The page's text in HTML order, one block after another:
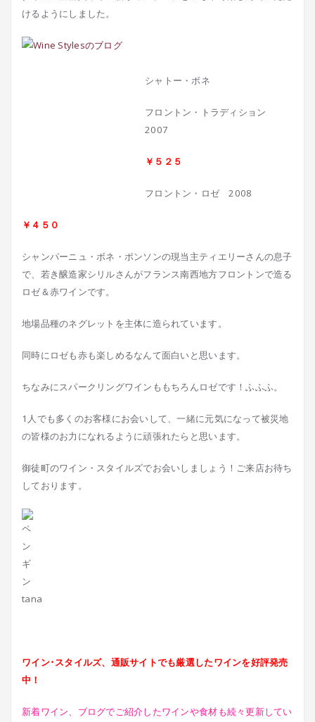
けるようにしました。
シャトー・ボネ
フロントン・トラディション
2007
￥５２５
フロントン・ロゼ 2008
￥４５０
シャンパーニュ・ボネ・ポンソンの現当主ティエリーさんの息子
で、若き醸造家シリルさんがフランス南西地方フロントンで造る
ロゼ＆赤ワインです。
地場品種のネグレットを主体に造られています。
同時にロゼも赤も楽しめるなんて面白いと思います。
ちなみにスパークリングワインももちろんロゼです！ふふふ。
1人でも多くのお客様にお会いして、一緒に元気になって被災地
の皆様のお力になれるように頑張れたらと思います。
御徒町のワイン・スタイルズでお会いしましょう！ご来店お待ち
しております。
tana
ワイン･スタイルズ、通販サイトでも厳選したワインを好評発売
中！
新着ワイン、ブログでご紹介したワインや食材も続々更新してい